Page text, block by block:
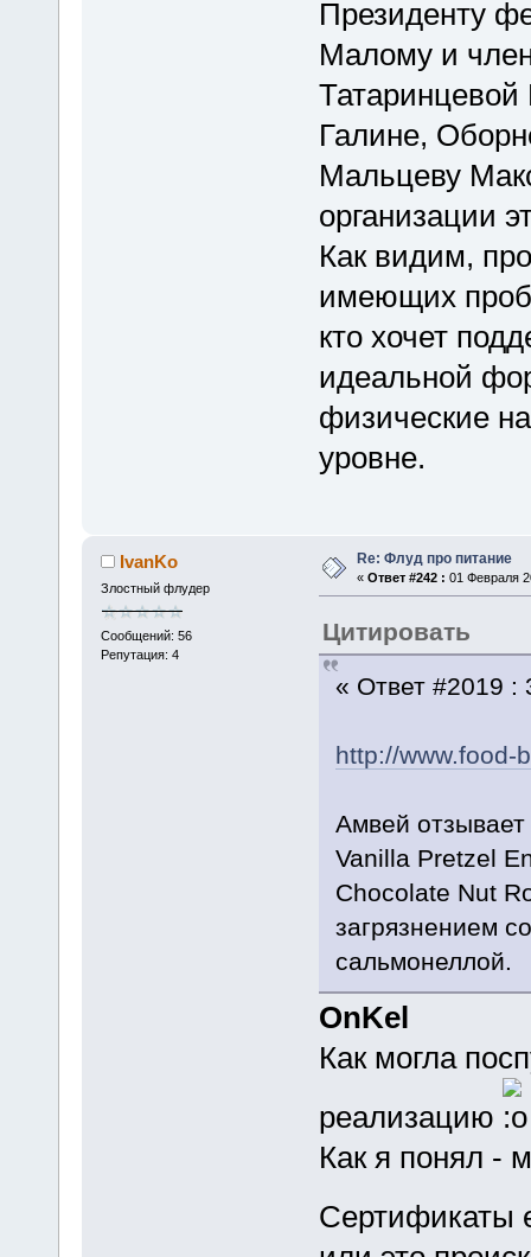
Президенту
Малому и
Татаринцевой
Галине,
Мальцеву
организации
Как видим,
имеющих
кто хочет
идеальной
физические
уровне.
IvanKo
Злостный флудер
Сообщений: 56
Репутация: 4
Re: Флуд про питание
« Ответ #242 : 01 Февраля
Цитировать
« Ответ #2019
http://www.food-
Амвей отзывает
Vanilla Pretzel
Chocolate Nut
загрязнением
сальмонеллой.
OnKel
Как могла
реализацию
Как я понял -
Сертификаты